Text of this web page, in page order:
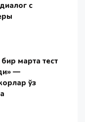
с
марта тест
—
ўз